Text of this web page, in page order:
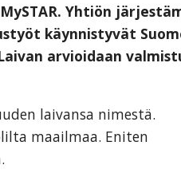
Yhtiön
käynnistyvät
arvioidaan
laivansa nimestä.
maailmaa. Eniten